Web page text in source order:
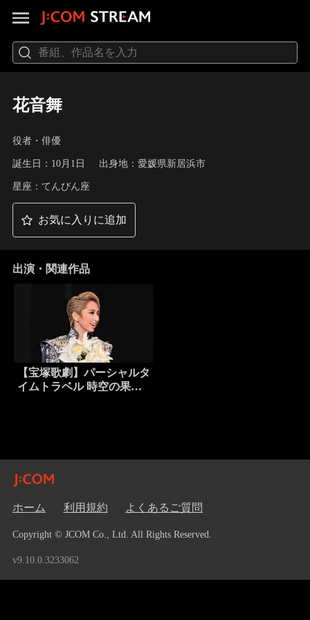
花音舞
役者・俳優
誕生日：10月1日 出身地：愛媛県新居浜市
星座：てんびん座
お気に入りに追加
出演・関連作品
【宝塚歌劇】パーシャルタ
イムトラベル 時空の果て
ホーム 利用規約 よくあるご質問
Copyright © JCOM Co., Ltd. All Rights Reserved.
v9.10.0.3233062